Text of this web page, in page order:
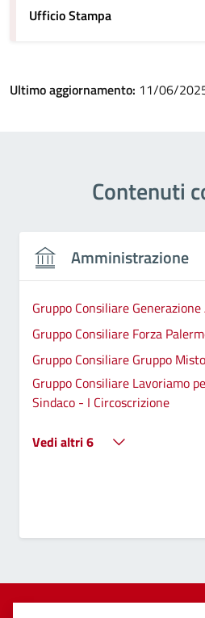
Ufficio Stampa
Ultimo aggiornamento: 11/06/
Contenuti
Amministrazione
Gruppo Consiliare
Gruppo Consiliare Forza
Gruppo Consiliare Gruppo
Gruppo Consiliare Lavoriamo
Sindaco - I Circoscrizione
Vedi altri 6